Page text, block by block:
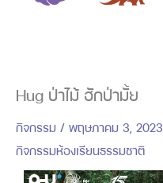
Hug ป่าไม้ ฮักป่ามั้ย
กิจกรรม / พฤษภาคม 3, 2023
กิจกรรมห้องเรียนธรรมชาติ